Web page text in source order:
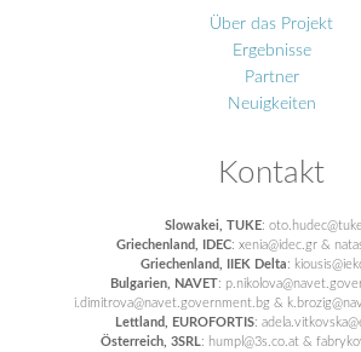
Über das Projekt
Ergebnisse
Partner
Neuigkeiten
Kontakt
Slowakei, TUKE:
Griechenland, IDEC: xenia@idec.gr &
Griechenland, IIEK Delta:
Bulgarien, NAVET:
i.dimitrova@navet.government.bg &
Lettland, EUROFORTIS:
Österreich, 3SRL: humpl@3s.co.at &